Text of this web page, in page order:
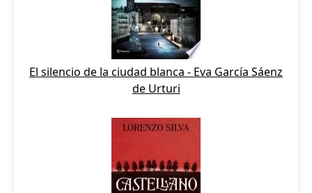
El silencio de la ciudad blanca - Eva García Sáenz
de Urturi